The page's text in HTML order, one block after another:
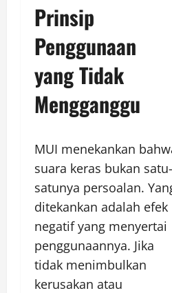
Prinsip
Penggunaan
yang Tidak
Mengganggu
MUI menekankan
suara keras bukan satu-
satunya persoalan.
ditekankan adalah efek
negatif yang menyertai
penggunaannya. Jika
tidak menimbulkan
kerusakan atau